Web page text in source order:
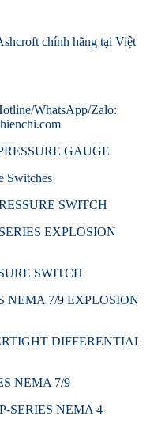
chính hãng tại Việt
WhatsApp/Zalo:
GAUGE
Switches
SWITCH
EXPLOSION
SWITCH
NEMA 7/9 EXPLOSION
DIFFERENTIAL
NEMA 7/9
SERIES NEMA 4